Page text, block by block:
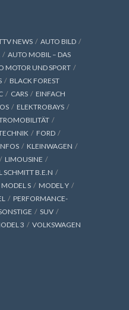
NEWS
AUTO BILD
AUTO MOBIL – DAS
MOTOR UND SPORT
BLACK FOREST
CARS
EINFACH
ELEKTROBAYS
FORD
KLEINWAGEN
LIMOUSINE
SCHMITT B.E.N
MODEL S
MODEL Y
PERFORMANCE-
SUV
3 VOLKSWAGEN